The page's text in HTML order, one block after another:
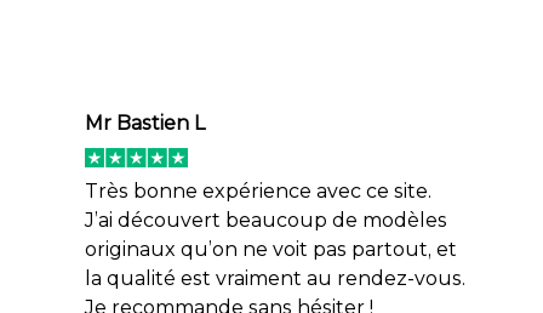
Mr Bastien L
Très bonne expérience avec ce site.
J’ai découvert beaucoup de modèles
originaux qu’on ne voit pas partout, et
la qualité est vraiment au rendez-vous.
Je recommande sans hésiter !